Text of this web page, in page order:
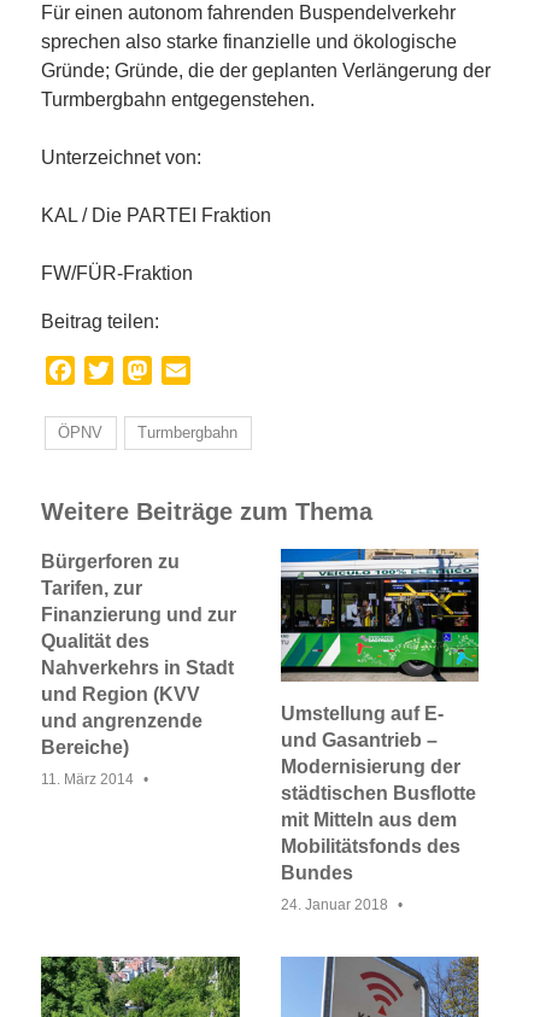
Für einen autonom fahrenden Buspendelverkehr
sprechen also starke finanzielle und ökologische
Gründe; Gründe, die der geplanten Verlängerung der
Turmbergbahn entgegenstehen.
Unterzeichnet von:
KAL / Die PARTEI Fraktion
FW/FÜR-Fraktion
Beitrag teilen:
Facebook
TwitterMastodon
ÖPNV Turmbergbahn
Weitere Beiträge zum Thema
Bürgerforen zu
Tarifen, zur
Finanzierung und zur
Qualität des
Nahverkehrs in Stadt
und Region (KVV
und angrenzende
Bereiche)
11. März 2014
Umstellung auf E-
und Gasantrieb –
Modernisierung der
städtischen Busflotte
mit Mitteln aus dem
Mobilitätsfonds des
Bundes
24. Januar 2018